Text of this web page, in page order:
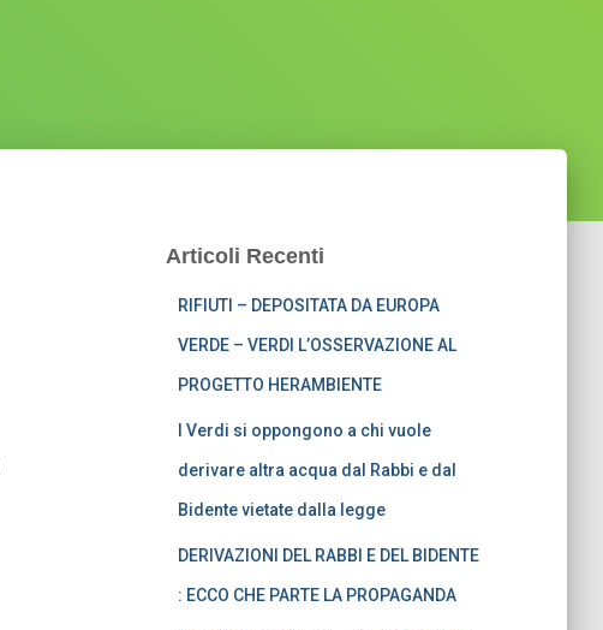
Articoli Recenti
RIFIUTI – DEPOSITATA DA EUROPA
VERDE – VERDI L’OSSERVAZIONE AL
PROGETTO HERAMBIENTE
I Verdi si oppongono a chi vuole
derivare altra acqua dal Rabbi e dal
Bidente vietate dalla legge
DERIVAZIONI DEL RABBI E DEL BIDENTE
: ECCO CHE PARTE LA PROPAGANDA